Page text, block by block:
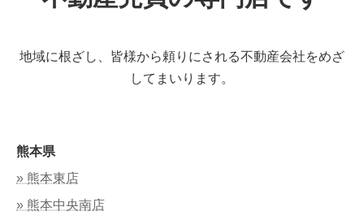
地域に根ざし、皆様から頼りにされる不動産会社をめざ
してまいります。
熊本県
» 熊本東店
» 熊本中央南店